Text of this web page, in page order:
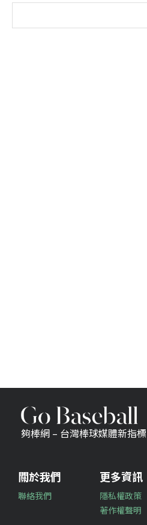
夠棒網 – 台灣棒球媒體新指標
關於我們
聯絡我們
更多資訊
隱私權政策
著作權聲明